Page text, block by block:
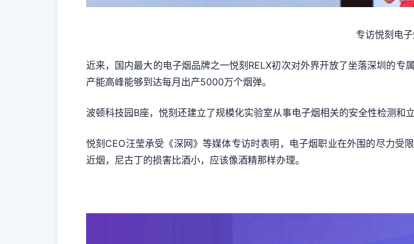
专访悦刻电
近来，国内最大的电子烟品牌之一悦刻RELX初次对外界开放了坐落深圳的
产能高峰能够到达每月出产5000万个烟弹。
波顿科技园B座，悦刻还建立了规模化实验室从事电子烟相关的安全性检测和
悦刻CEO汪莹承受《深网》等媒体专访时表明，电子烟职业在外围的尽力
近烟，尼古丁的损害比酒小，应该像酒精那样办理。